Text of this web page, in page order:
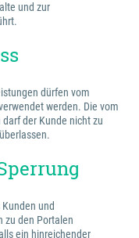
und zur
dürfen vom
werden. Die vom
der Kunde nicht zu
und
zu den Portalen
ein hinreichender